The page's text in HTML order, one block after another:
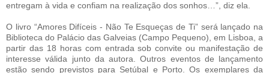
entregam à vida e confiam na realização dos sonhos…”, diz ela.
O livro “Amores Difíceis - Não Te Esqueças de Ti” será lançado na
Biblioteca do Palácio das Galveias (Campo Pequeno), em Lisboa, a
partir das 18 horas com entrada sob convite ou manifestação de
interesse válida junto da autora. Outros eventos de lançamento
estão sendo previstos para Setúbal e Porto. Os exemplares da